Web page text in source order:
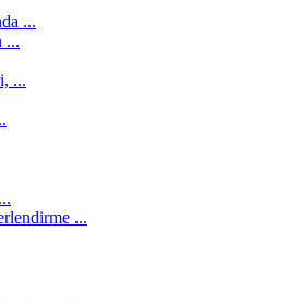
...
...
...
...